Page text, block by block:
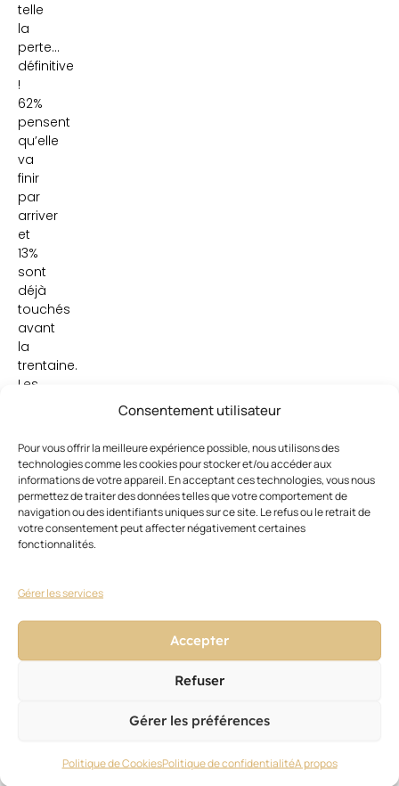
Consentement utilisateur
Pour vous offrir la meilleure expérience possible, nous utilisons des
technologies comme les cookies pour stocker et/ou accéder aux
informations de votre appareil. En acceptant ces technologies, vous nous
permettez de traiter des données telles que votre comportement de
navigation ou des identifiants uniques sur ce site. Le refus ou le retrait de
votre consentement peut affecter négativement certaines
fonctionnalités.
Gérer les services
Accepter
Refuser
Gérer les préférences
Politique de CookiesPolitique de confidentialitéA propos
telle
la
perte…
définitive
!
62%
pensent
qu’elle
va
finir
par
arriver
et
13%
sont
déjà
touchés
avant
la
trentaine.
Les
ceci
dit
se
dégarnissent
pour
5%
d’entre-
Le
reste
pour